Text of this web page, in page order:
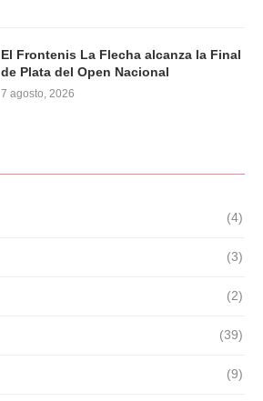
El Frontenis La Flecha alcanza la Final
de Plata del Open Nacional
7 agosto, 2026
(4)
(3)
(2)
(39)
(9)